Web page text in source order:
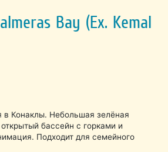
Bay (Ex. Kemal
в Конаклы. Небольшая зелёная
бассейн с горками и
Подходит для семейного